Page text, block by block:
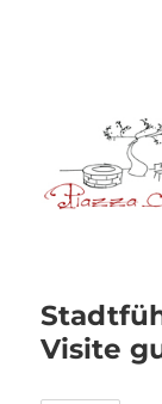
Visite